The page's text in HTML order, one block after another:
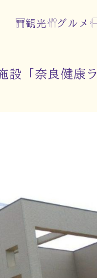
観光 グルメ
設「奈良健康ラ